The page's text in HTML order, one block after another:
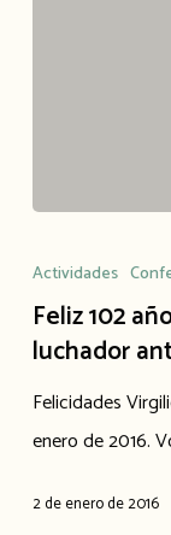
Actividades
Feliz 102
luchador
Felicidades
enero de 2016.
2 de enero de 2016